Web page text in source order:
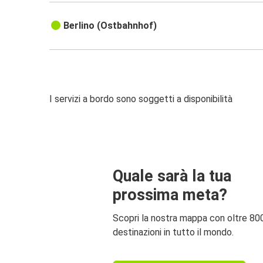
Berlino (Ostbahnhof)
I servizi a bordo sono soggetti a disponibilità
Quale sarà la tua
prossima meta?
Scopri la nostra mappa con oltre
destinazioni in tutto il mondo.